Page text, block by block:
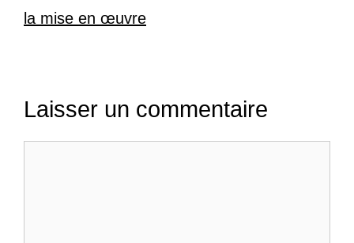
la mise en œuvre
Laisser un commentaire